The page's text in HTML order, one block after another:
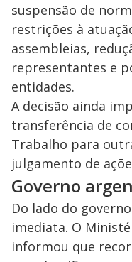
suspensão de
restrições à
assembleias,
representantes e
entidades.
A decisão ainda
transferência de
Trabalho para
julgamento de
Governo
Do lado do
imediata. O
informou que